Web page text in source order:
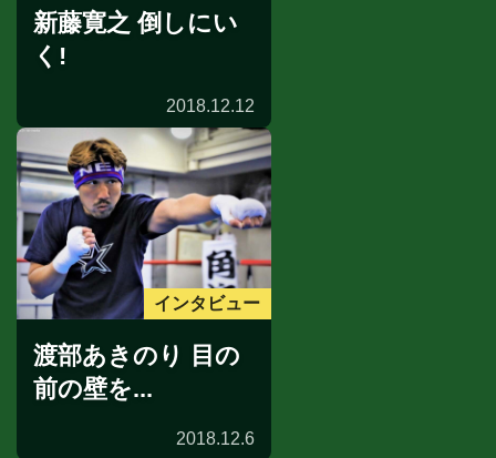
新藤寛之 倒しにい
く!
2018.12.12
インタビュー
渡部あきのり 目の
前の壁を...
2018.12.6